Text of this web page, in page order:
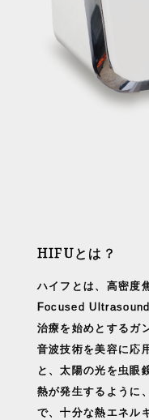
HIFUとは？
ハイフとは、高密
Focused
治療を始めとするガ
音波技術を美容に応
と、太陽の光を虫眼
熱が発生するように
で、十分な熱エネル